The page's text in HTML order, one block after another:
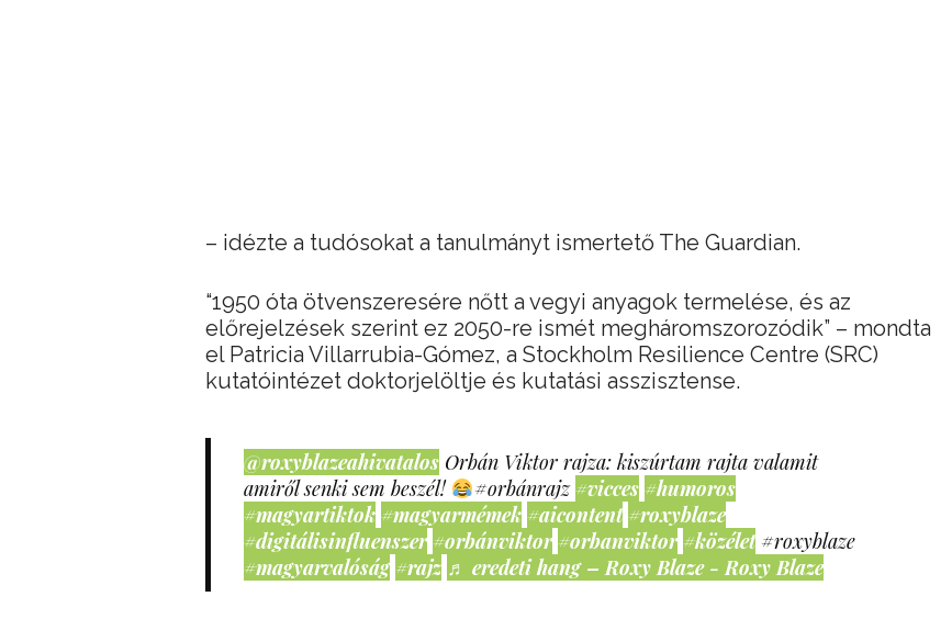
– idézte a tudósokat a tanulmányt ismertető The Guardian.
“1950 óta ötvenszeresére nőtt a vegyi anyagok termelése, és az
előrejelzések szerint ez 2050-re ismét megháromszorozódik” – mondta
el Patricia Villarrubia-Gómez, a Stockholm Resilience Centre (SRC)
kutatóintézet doktorjelöltje és kutatási asszisztense.
@roxyblazeahivatalos Orbán Viktor rajza: kiszúrtam rajta valamit
amiről senki sem beszél!
#orbánrajz #vicces #humoros
#magyartiktok #magyarmémek #aicontent #roxyblaze
#digitálisinfluenszer #orbánviktor #orbanviktor #közélet #roxyblaze
#magyarvalóság #rajz ♬ eredeti hang – Roxy Blaze - Roxy Blaze